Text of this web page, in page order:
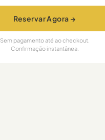
Reservar Agora →
Sem pagamento até ao checkout.
Confirmação instantânea.